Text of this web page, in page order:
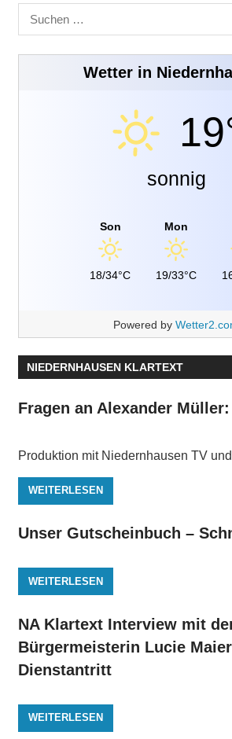
Suchen
nach:
Wetter in
sonnig
Son
18/34°C
Mon
19/33°C
Powered by
NIEDERNHAUSEN KLARTEXT
Fragen an Alexander
Produktion mit Niedernhausen TV
WEITERLESEN
Unser Gutscheinbuch –
WEITERLESEN
NA Klartext Interview mit
Bürgermeisterin Lucie
Dienstantritt
WEITERLESEN